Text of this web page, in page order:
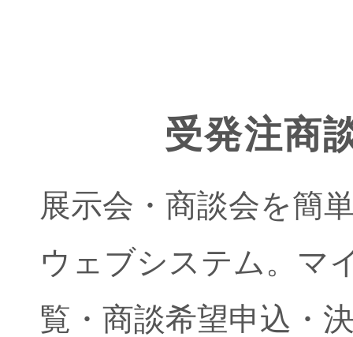
受発注商
展示会・商談会を簡
ウェブシステム。マ
覧・商談希望申込・